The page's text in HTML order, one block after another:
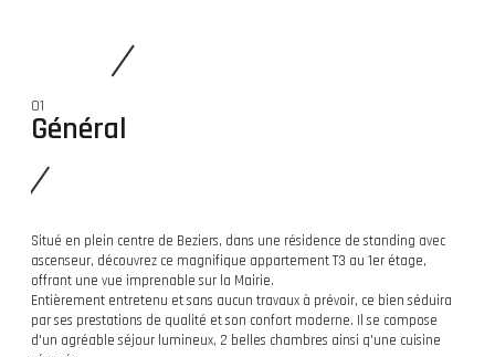
01
Général
Situé en plein centre de Beziers, dans une résidence de standing avec
ascenseur, découvrez ce magnifique appartement T3 au 1er étage,
offrant une vue imprenable sur la Mairie.
Entièrement entretenu et sans aucun travaux à prévoir, ce bien séduira
par ses prestations de qualité et son confort moderne. Il se compose
d'un agréable séjour lumineux, 2 belles chambres ainsi q'une cuisine